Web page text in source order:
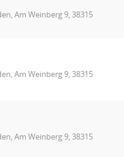
Am Weinberg 9, 38315
Am Weinberg 9, 38315
Am Weinberg 9, 38315